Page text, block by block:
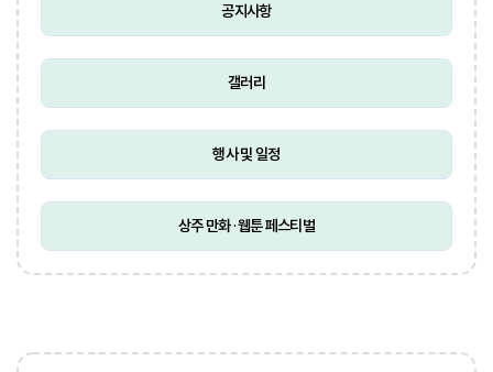
공지사항
갤러리
행사 및 일정
상주 만화·웹툰 페스티벌